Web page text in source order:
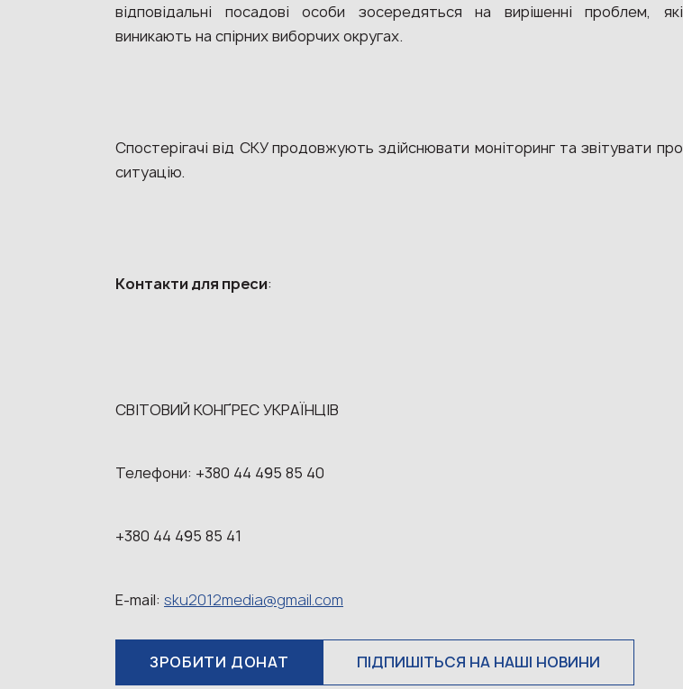
відповідальні посадові особи зосередяться на вирішенні проблем, які
виникають на спірних виборчих округах.
Спостерігачі від СКУ продовжують здійснювати моніторинг та звітувати про
ситуацію.
Контакти для преси:
СВІТОВИЙ КОНҐРЕС УКРАЇНЦІВ
Телефони: +380 44 495 85 40
+380 44 495 85 41
E-mail: sku2012media@gmail.com
ЗРОБИТИ ДОНАТ ПІДПИШІТЬСЯ НА НАШІ НОВИНИ